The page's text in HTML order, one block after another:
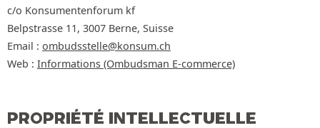
c/o Konsumentenforum kf
Belpstrasse 11, 3007 Berne, Suisse
Email : ombudsstelle@konsum.ch
Web : Informations (Ombudsman E-commerce)
PROPRIÉTÉ INTELLECTUELLE